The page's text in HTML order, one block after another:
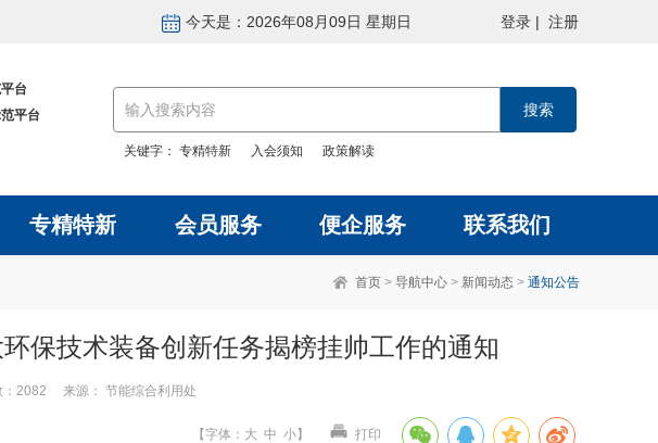
登录| 注册
今天是：2026年08月09日 星期日
台
平台
关键字： 专精特新 入会须知 政策解读
专精特新 会员服务 便企服务 联系我们
首页 > 导航中心 > 新闻动态 > 通知公告
保技术装备创新任务揭榜挂帅工作的通知
2082 来源： 节能综合利用处
【字体 ： 大 中 小】 打印